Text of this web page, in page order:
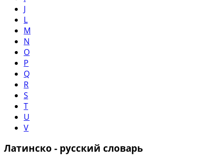
J
L
M
N
O
P
Q
R
S
T
U
V
Латинско - русский словарь